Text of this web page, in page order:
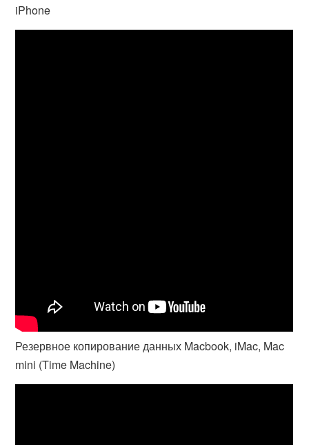
iPhone
Резервное копирование данных Macbook, iMac, Mac
mini (Time Machine)